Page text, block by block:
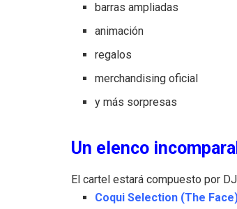
barras ampliadas
animación
regalos
merchandising oficial
y más sorpresas
Un elenco
El cartel estará compuesto por
Coqui Selection (The